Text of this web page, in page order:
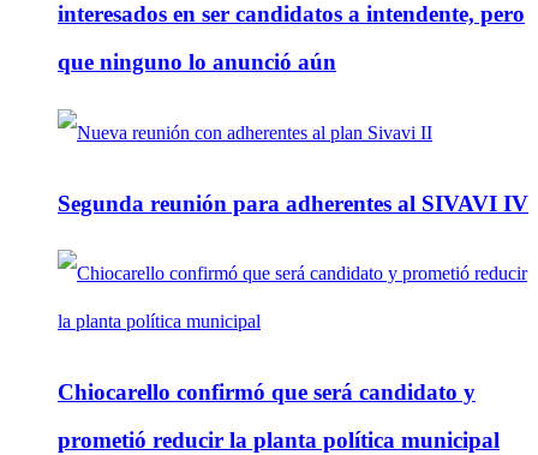
interesados en ser candidatos a intendente, pero
que ninguno lo anunció aún
Segunda reunión para adherentes al SIVAVI IV
Chiocarello confirmó que será candidato y
prometió reducir la planta política municipal